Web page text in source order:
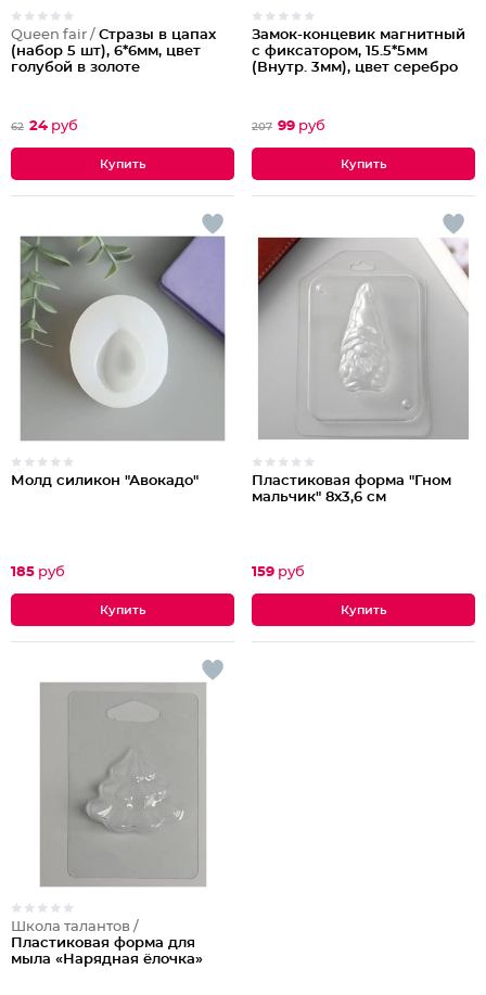
Queen fair / Стразы в цапах
(набор 5 шт), 6*6мм, цвет
голубой в золоте
62 24 руб
Замок-концевик магнитный
с фиксатором, 15.5*5мм
(Внутр. 3мм), цвет серебро
207 99 руб
Молд силикон "Авокадо"
185 руб
Пластиковая форма "Гном
мальчик" 8х3,6 см
159 руб
Школа талантов /
Пластиковая форма для
мыла «Нарядная ёлочка»